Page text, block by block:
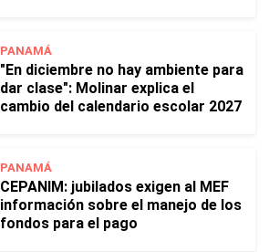
PANAMÁ
"En diciembre no hay ambiente para
dar clase": Molinar explica el
cambio del calendario escolar 2027
PANAMÁ
CEPANIM: jubilados exigen al MEF
información sobre el manejo de los
fondos para el pago